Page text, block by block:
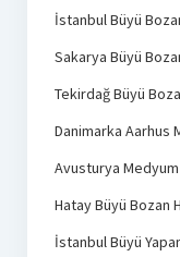
İstanbul Büyü
Sakarya Büyü
Tekirdağ Büyü
Danimarka Aarhus
Avusturya Medyum
Hatay Büyü Bozan
İstanbul Büyü